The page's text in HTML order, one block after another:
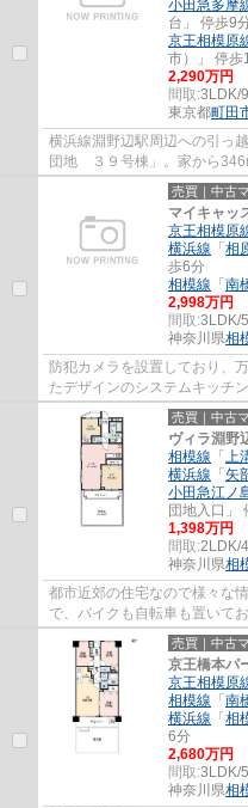
小田急多摩
台」 停歩9
京王相模原
市）」 停歩
2,290万円
間取:3LDK/
東京都町田
横浜線淵野辺駅周辺への引っ
団地 ３９号棟」。家から
す。全居室フローリングで、
売買｜中古
マイキャッ
京王相模原
横浜線 「 相
歩6分
相模線 「 南
2,998万円
間取:3LDK/
神奈川県相
防犯カメラを設置しており、
たデザインのシステムキッチ
時間に間に合わないとき、直
売買｜中古
ヴィラ淵野
相模線 「 上
横浜線 「 矢
小田急江ノ
団地入口」
1,398万円
間取:2LDK/
神奈川県相
都市近郊の住宅なので様々な
で、バイクも自転車も置いて
ンのシステムキッチン付きで
売買｜中古
京王橋本パ
京王相模原
相模線 「 南
横浜線 「 相
6分
2,680万円
間取:3LDK/
神奈川県相